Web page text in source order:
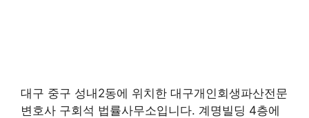
대구 중구 성내2동에 위치한 대구개인회생파산전문
변호사 구회석 법률사무소입니다. 계명빌딩 4층에